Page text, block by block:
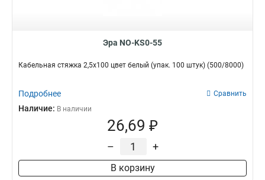
Эра NO-KS0-55
Кабельная стяжка 2,5х100 цвет белый (упак. 100 штук) (500/8000)
Подробнее Сравнить
Наличие: В наличии
26,69 ₽
– +
В корзину